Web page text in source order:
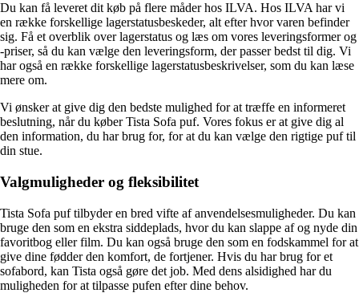
Du kan få leveret dit køb på flere måder hos ILVA. Hos ILVA har vi
en række forskellige lagerstatusbeskeder, alt efter hvor varen befinder
sig. Få et overblik over lagerstatus og læs om vores leveringsformer og
-priser, så du kan vælge den leveringsform, der passer bedst til dig. Vi
har også en række forskellige lagerstatusbeskrivelser, som du kan læse
mere om.
Vi ønsker at give dig den bedste mulighed for at træffe en informeret
beslutning, når du køber Tista Sofa puf. Vores fokus er at give dig al
den information, du har brug for, for at du kan vælge den rigtige puf til
din stue.
Valgmuligheder og fleksibilitet
Tista Sofa puf tilbyder en bred vifte af anvendelsesmuligheder. Du kan
bruge den som en ekstra siddeplads, hvor du kan slappe af og nyde din
favoritbog eller film. Du kan også bruge den som en fodskammel for at
give dine fødder den komfort, de fortjener. Hvis du har brug for et
sofabord, kan Tista også gøre det job. Med dens alsidighed har du
muligheden for at tilpasse pufen efter dine behov.